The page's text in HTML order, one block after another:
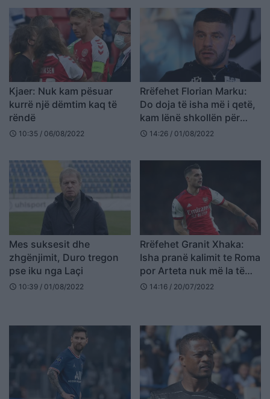
Kjaer: Nuk kam pësuar
kurrë një dëmtim kaq të
rëndë
schedule 10:35 / 06/08/2022
Rrëfehet Florian Marku:
Do doja të isha më i qetë,
kam lënë shkollën për
boksin
schedule 14:26 / 01/08/2022
Mes suksesit dhe
zhgënjimit, Duro tregon
pse iku nga Laçi
schedule 10:39 / 01/08/2022
Rrëfehet Granit Xhaka:
Isha pranë kalimit te Roma
por Arteta nuk më la të
largohesha
schedule 14:16 / 20/07/2022